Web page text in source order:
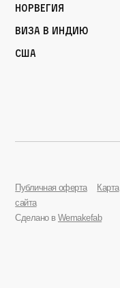
Норвегия
Виза в Индию
США
Публичная оферта
Карта
сайта
Сделано в Wemakefab